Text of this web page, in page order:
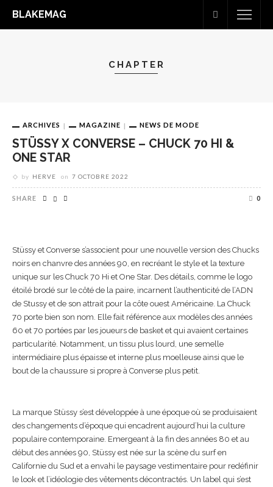
BLAKEMAG
CHAPTER
ARCHIVES MAGAZINE NEWS DE MODE
STÜSSY X CONVERSE – CHUCK 70 HI &
ONE STAR
by HERVE on 7 OCTOBRE 2022
SHARE 0
Stüssy et Converse s’associent pour une nouvelle version des Chucks
noirs en chanvre des années 90, en recréant le style et la texture
unique sur les Chuck 70 Hi et One Star. Des détails, comme le logo
étoilé brodé sur le côté de la paire, incarnent l’authenticité de l’ADN
de Stussy et de son attrait pour la côte ouest Américaine. La Chuck
70 porte bien son nom. Elle fait référence aux modèles des années
60 et 70 portées par les joueurs de basket et qui avaient certaines
particularité. Notamment, un tissu plus lourd, une semelle
intermédiaire plus épaisse et interne plus moelleuse ainsi que le
bout de la chaussure si propre à Converse plus petit.
La marque Stüssy s’est développée à une époque où se produisaient
des changements d’époque qui encadrent aujourd’hui la culture
populaire contemporaine. Emergeant à la fin des années 80 et au
début des années 90, Stüssy est née sur la scène du surf en
Californie du Sud et a envahi le paysage vestimentaire pour redéfinir
le look et l’idéologie des vêtements décontractés. Un label qui s’est